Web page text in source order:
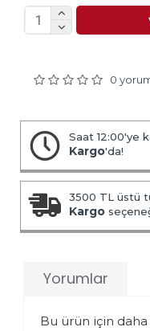
0
Saat 12:00'ye
Kargo'da!
3500 TL üstü
Kargo
Yorumlar
Bu ürün için daha